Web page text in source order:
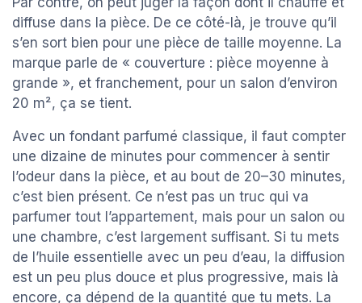
diffuse dans la pièce. De ce côté-là, je trouve qu’il
s’en sort bien pour une pièce de taille moyenne. La
marque parle de « couverture : pièce moyenne à
grande », et franchement, pour un salon d’environ
20 m², ça se tient.
Avec un fondant parfumé classique, il faut compter
une dizaine de minutes pour commencer à sentir
l’odeur dans la pièce, et au bout de 20–30 minutes,
c’est bien présent. Ce n’est pas un truc qui va
parfumer tout l’appartement, mais pour un salon ou
une chambre, c’est largement suffisant. Si tu mets
de l’huile essentielle avec un peu d’eau, la diffusion
est un peu plus douce et plus progressive, mais là
encore, ça dépend de la quantité que tu mets. La